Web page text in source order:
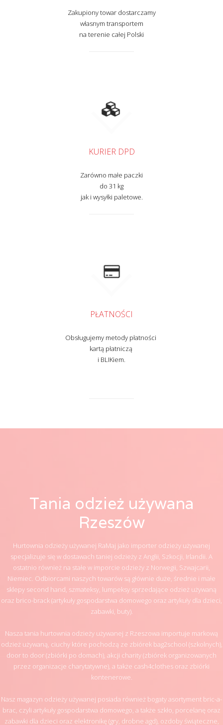
Zakupiony towar dostarczamy
własnym transportem
na terenie całej Polski
KURIER DPD
Zarówno małe paczki
do 31 kg
jak i wysyłki paletowe.
PŁATNOŚCI
Obsługujemy metody płatności
kartą płatniczą
i BLIKiem.
Tania odzież używana
Rzeszów
Hurtownia odzieży używanej RaMaj jako importer odzieży używanej
specjalizuje się w dostawach taniej odzieży z Anglii, Szkocji, Irlandii. A
ostatnio również na stałe w imporcie odzieży z Norwegii, Szwajcarii,
Niemiec. Odbiorcami naszych towarów są głównie duże, średnie i małe
sklepy second hand, szmateksy, lumpeksy sprzedające odzież używaną
oraz brico-brack (artykuły gospodarstwa domowego oraz artykuły dla dzieci,
zabawki, buty).
Nasza tania hurtownia odzieży używanej z Rzeszowa importuje markową
odzież używaną, ciuchy które pochodzą ze zbiórek bag2school (szkolnych),
door to door (zbiórki po domach), akcji charity (zbiórek organizowanych
przez organizacje charytatywne), a także cash4clothes oraz zbiórki
kontenerowe.
Nasz magazyn odzieży używanej posiada również bogaty asortyment bric-a-
brac, czyli artykuły gospodarstwa domowego, a także szkło, porcelanę oraz
zabawki dla dzieci oraz elektronikę (gry, drobne agd), ozdoby świąteczne,